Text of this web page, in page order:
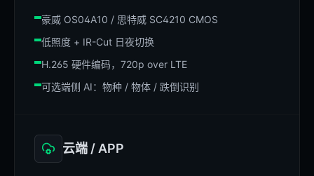
豪威 OS04A10 / 思特威 SC4210 CMOS
低照度 + IR-Cut 日夜切换
H.265 硬件编码，720p over LTE
可选端侧 AI：物种 / 物体 / 跌倒识别
云端 / APP